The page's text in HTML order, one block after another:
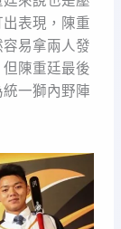
表現，陳重
易拿兩人發
陳重廷最後
一獅內野陣